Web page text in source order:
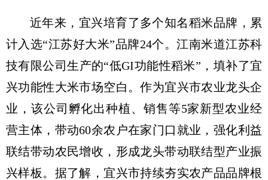
近年来，宜兴培育了多个知名稻米品牌，累
计入选“江苏好大米”品牌24个。江南米道江苏科
技有限公司生产的“低GI功能性稻米”，填补了宜
兴功能性大米市场空白。作为宜兴市农业龙头企
业，该公司孵化出种植、销售等5家新型农业经
营主体，带动60余农户在家门口就业，强化利益
联结带动农民增收，形成龙头带动联结型产业振
兴样板。据了解，宜兴市持续夯实农产品品牌根